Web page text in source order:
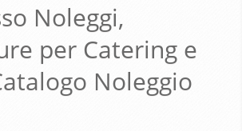
LINE
Noleggi,
per Catering e
Noleggio